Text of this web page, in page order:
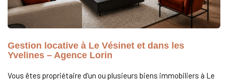
CONTACT
Gestion locative à Le Vésinet et dans les
Yvelines – Agence Lorin
Vous êtes propriétaire d'un ou plusieurs biens immobiliers à Le